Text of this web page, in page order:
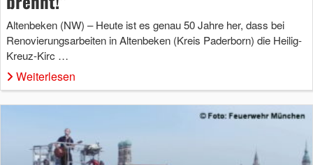
Altenbeken (NW) – Heute ist es genau 50 Jahre her, dass bei
Renovierungsarbeiten in Altenbeken (Kreis Paderborn) die Heilig-
Kreuz-Kirc …
Weiterlesen